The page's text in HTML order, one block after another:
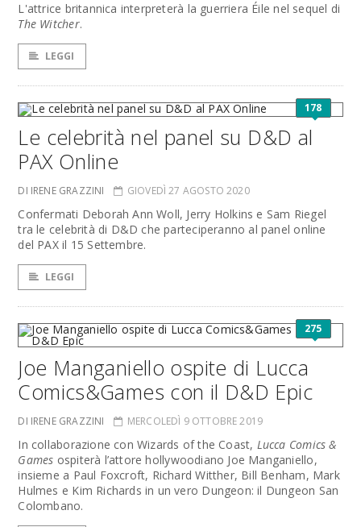
L'attrice britannica interpreterà la guerriera Éile nel sequel di
The Witcher.
LEGGI
178
Le celebrità nel panel su D&D al
PAX Online
DI IRENE GRAZZINI GIOVEDÌ 27 AGOSTO 2020
Confermati Deborah Ann Woll, Jerry Holkins e Sam Riegel
tra le celebrità di D&D che parteciperanno al panel online
del PAX il 15 Settembre.
LEGGI
275
Joe Manganiello ospite di Lucca
Comics&Games con il D&D Epic
DI IRENE GRAZZINI MERCOLEDÌ 9 OTTOBRE 2019
In collaborazione con Wizards of the Coast, Lucca Comics &
Games ospiterà l’attore hollywoodiano Joe Manganiello,
insieme a Paul Foxcroft, Richard Witther, Bill Benham, Mark
Hulmes e Kim Richards in un vero Dungeon: il Dungeon San
Colombano.